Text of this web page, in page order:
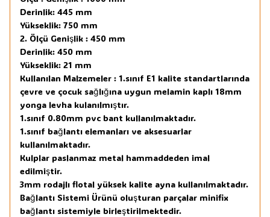
Derinlik: 445 mm
Yükseklik: 750 mm
2. Ölçü Genişlik : 450 mm
Derinlik: 450 mm
Yükseklik: 21 mm
Kullanılan Malzemeler : 1.sınıf E1 kalite standartlarında
çevre ve çocuk sağlığına uygun melamin kaplı 18mm
yonga levha kulanılmıştır.
1.sınıf 0.80mm pvc bant kullanılmaktadır.
1.sınıf bağlantı elemanları ve aksesuarlar
kullanılmaktadır.
Kulplar paslanmaz metal hammaddeden imal
edilmiştir.
3mm rodajlı flotal yüksek kalite ayna kullanılmaktadır.
Bağlantı Sistemi Ürünü oluşturan parçalar minifix
bağlantı sistemiyle birleştirilmektedir.